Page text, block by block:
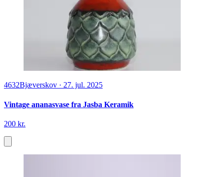
4632Bjæverskov · 27. jul. 2025
Vintage ananasvase fra Jasba Keramik
200 kr.